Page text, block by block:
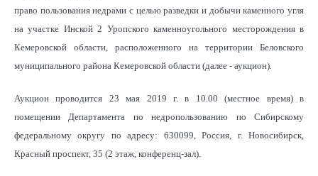
право пользования недрами с целью разведки и добычи каменного угля
на участке Инской 2 Уропского каменноугольного месторождения в
Кемеровской области, расположенного на территории Беловского
муниципального района Кемеровской области (далее - аукцион).
Аукцион проводится 23 мая 2019 г. в 10.00 (местное время) в
помещении Департамента по недропользованию по Сибирскому
федеральному округу по адресу: 630099, Россия, г. Новосибирск,
Красный проспект, 35 (2 этаж, конференц-зал).